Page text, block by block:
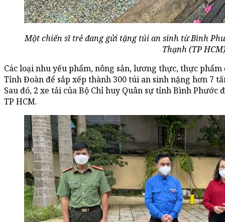
Một chiến sĩ trẻ đang gửi tặng túi an sinh từ Bình
Thạnh (TP
Các loại nhu yếu phẩm, nông sản, lương thực, thực
Tỉnh Đoàn để sắp xếp thành 300 túi an sinh nặng hơn 7
Sau đó, 2 xe tải của Bộ Chỉ huy Quân sự tỉnh Bình
TP HCM.